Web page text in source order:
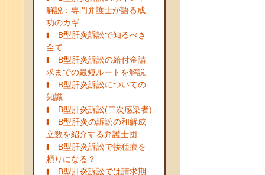
解説：専門弁護士が語る成
功のカギ
B型肝炎訴訟で知るべき
全て
B型肝炎訴訟の給付金請
求までの最短ルートを解説
B型肝炎訴訟についての
知識
B型肝炎訴訟(二次感染者)
B型肝炎の訴訟の和解成
立数を紹介する弁護士団
B型肝炎訴訟で接種痕を
頼りになる？
B型肝炎訴訟では請求期